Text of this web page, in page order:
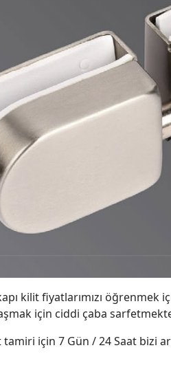
kilit fiyatlarımızı öğrenmek
için ciddi çaba
tamiri için 7 Gün / 24 Saat bizi